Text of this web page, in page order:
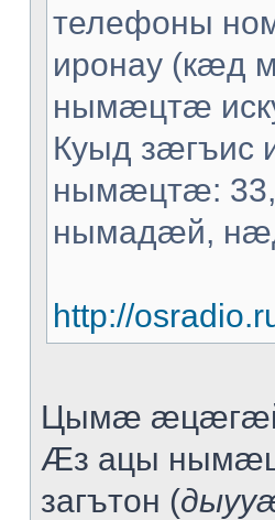
телефоны
иронау (кæд
нымæцтæ
Куыд зæгъис
нымæцтæ:
нымадæй,
http://
Цымæ
Æз ацы
загътон (